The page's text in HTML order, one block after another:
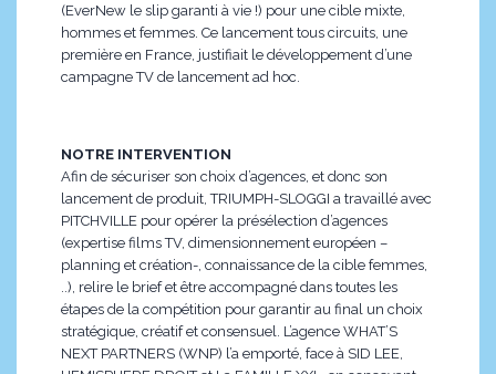
(EverNew le slip garanti à vie !) pour une cible mixte,
hommes et femmes. Ce lancement tous circuits, une
première en France, justifiait le développement d’une
campagne TV de lancement ad hoc.
NOTRE INTERVENTION
Afin de sécuriser son choix d’agences, et donc son
lancement de produit, TRIUMPH-SLOGGI a travaillé avec
PITCHVILLE pour opérer la présélection d’agences
(expertise films TV, dimensionnement européen –
planning et création-, connaissance de la cible femmes,
..), relire le brief et être accompagné dans toutes les
étapes de la compétition pour garantir au final un choix
stratégique, créatif et consensuel. L’agence WHAT’S
NEXT PARTNERS (WNP) l’a emporté, face à SID LEE,